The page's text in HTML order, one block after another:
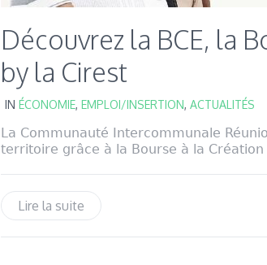
Découvrez la BCE, la
by la Cirest
IN ÉCONOMIE, EMPLOI/INSERTION, ACTUALITÉS
La Communauté Intercommunale
territoire grâce à la Bourse à la Création
Lire la suite